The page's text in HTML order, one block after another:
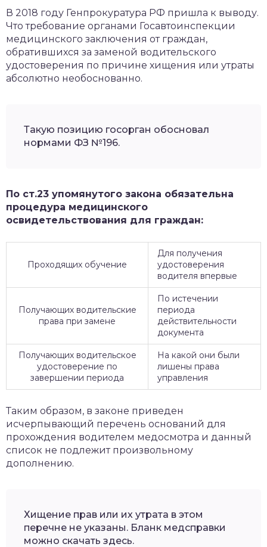
В 2018 году Генпрокуратура РФ пришла к выводу.
Что требование органами Госавтоинспекции
медицинского заключения от граждан,
обратившихся за заменой водительского
удостоверения по причине хищения или утраты
абсолютно необоснованно.
Такую позицию госорган обосновал
нормами ФЗ №196.
По ст.23 упомянутого закона обязательна
процедура медицинского
освидетельствования для граждан:
Проходящих обучение
Для получения
удостоверения
водителя впервые
Получающих водительские
права при замене
По истечении
периода
действительности
документа
Получающих водительское
удостоверение по
завершении периода
На какой они были
лишены права
управления
Таким образом, в законе приведен
исчерпывающий перечень оснований для
прохождения водителем медосмотра и данный
список не подлежит произвольному
дополнению.
Хищение прав или их утрата в этом
перечне не указаны. Бланк медсправки
можно скачать здесь.